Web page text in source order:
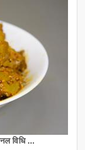
विधि ...